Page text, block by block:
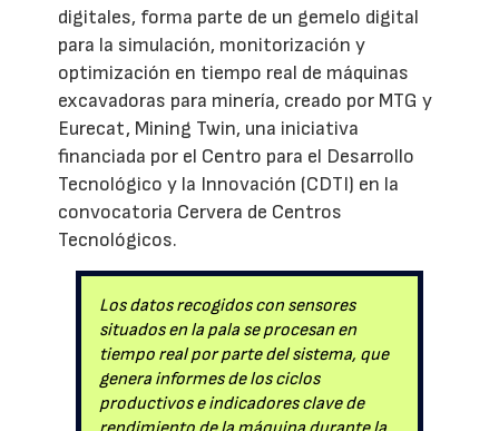
digitales, forma parte de un gemelo digital
para la simulación, monitorización y
optimización en tiempo real de máquinas
excavadoras para minería, creado por MTG y
Eurecat, Mining Twin, una iniciativa
financiada por el Centro para el Desarrollo
Tecnológico y la Innovación (CDTI) en la
convocatoria Cervera de Centros
Tecnológicos.
Los datos recogidos con sensores
situados en la pala se procesan en
tiempo real por parte del sistema, que
genera informes de los ciclos
productivos e indicadores clave de